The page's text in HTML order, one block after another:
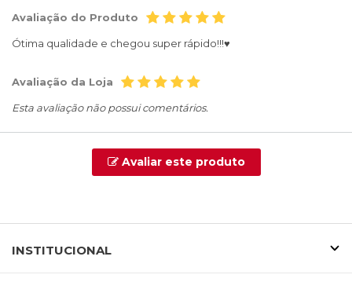
Avaliação do Produto
Ótima qualidade e chegou super rápido!!!♥️
Avaliação da Loja
Esta avaliação não possui comentários.
Avaliar este produto
INSTITUCIONAL